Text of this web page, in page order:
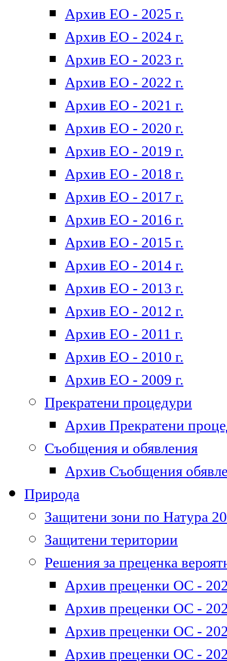
Архив ЕО - 2025 г.
Архив ЕО - 2024 г.
Архив ЕО - 2023 г.
Архив ЕО - 2022 г.
Архив ЕО - 2021 г.
Архив ЕО - 2020 г.
Архив ЕО - 2019 г.
Архив ЕО - 2018 г.
Архив ЕО - 2017 г.
Архив ЕО - 2016 г.
Архив ЕО - 2015 г.
Архив ЕО - 2014 г.
Архив ЕО - 2013 г.
Архив ЕО - 2012 г.
Архив ЕО - 2011 г.
Архив ЕО - 2010 г.
Архив ЕО - 2009 г.
Прекратени процедури
Архив Прекратени
Съобщения и обявления
Архив Съобщения
Природа
Защитени зони по Натура
Защитени територии
Решения за преценка
Архив преценки ОС -
Архив преценки ОС -
Архив преценки ОС -
Архив преценки ОС -